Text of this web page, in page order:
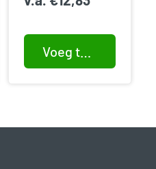
Voeg toe aan winkelwagen